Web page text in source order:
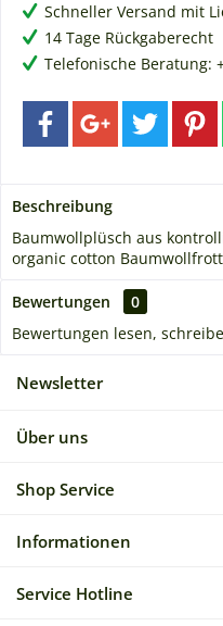
Schneller Versand mit
14 Tage Rückgaberecht
Telefonische Beratung:
Beschreibung
Baumwollplüsch aus
organic cotton
Bewertungen
0
Bewertungen lesen,
Newsletter
Über uns
Shop Service
Informationen
Service Hotline